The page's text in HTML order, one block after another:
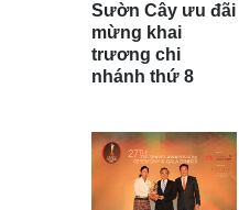
Sườn Cây ưu đãi
mừng khai
trương chi
nhánh thứ 8